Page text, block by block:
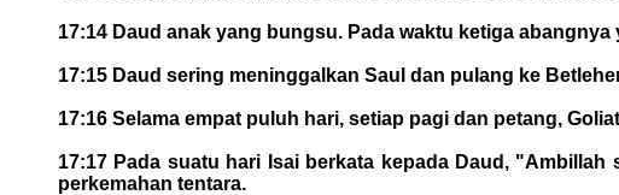
17:14 Daud anak yang bungsu. Pada waktu ketiga
17:15 Daud sering meninggalkan Saul dan pulang ke
17:16 Selama empat puluh hari, setiap pagi dan petang,
17:17 Pada suatu hari Isai berkata kepada Daud,
perkemahan tentara.